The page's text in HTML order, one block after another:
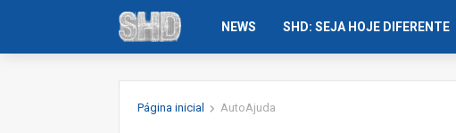
NEWS SHD: SEJA HOJE DIFERENTE
Página inicial AutoAjuda